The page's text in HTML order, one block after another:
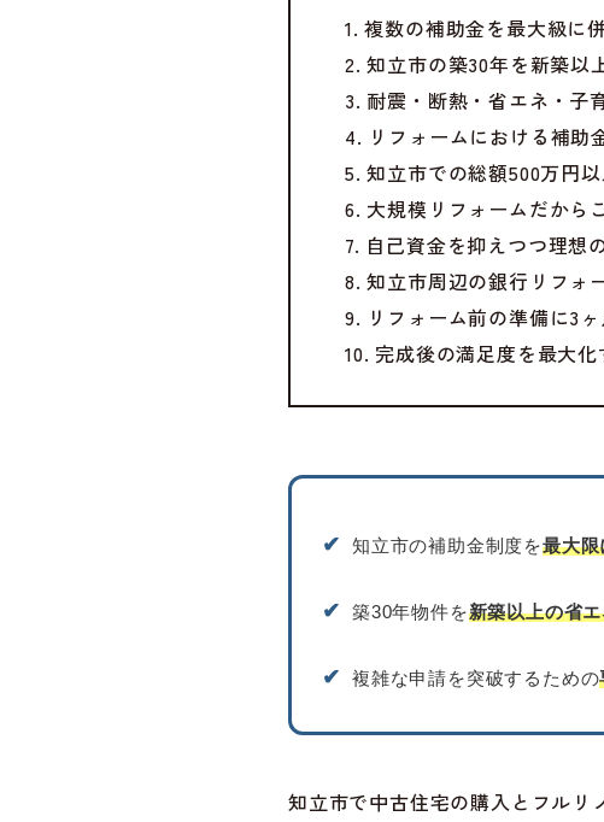
1. 複数の補助金を最大級に
2. 知立市の築30年を新築以
3. 耐震・断熱・省エネ・子
4. リフォームにおける補助
5. 知立市での総額500万円
6. 大規模リフォームだから
7. 自己資金を抑えつつ理想
8. 知立市周辺の銀行リフォ
9. リフォーム前の準備に3
10. 完成後の満足度を最大
✔︎ 知立市の補助金制度を最大限
✔︎ 築30年物件を新築以上の省
✔︎ 複雑な申請を突破するための
知立市で中古住宅の購入とフルリ